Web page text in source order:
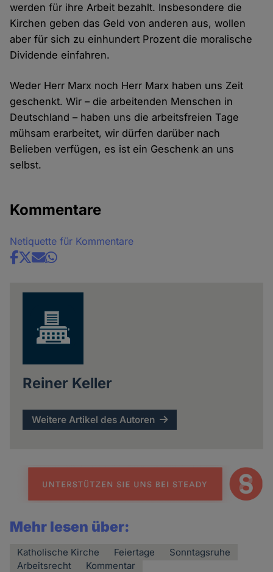
werden für ihre Arbeit bezahlt. Insbesondere die
Kirchen geben das Geld von anderen aus, wollen
aber für sich zu einhundert Prozent die moralische
Dividende einfahren.
Weder Herr Marx noch Herr Marx haben uns Zeit
geschenkt. Wir – die arbeitenden Menschen in
Deutschland – haben uns die arbeitsfreien Tage
mühsam erarbeitet, wir dürfen darüber nach
Belieben verfügen, es ist ein Geschenk an uns
selbst.
Kommentare
Netiquette für Kommentare
Share
Reiner Keller
Weitere Artikel des Autoren
Mehr lesen über:
Katholische Kirche Feiertage
Sonntagsruhe
Arbeitsrecht
Kommentar
Cookies